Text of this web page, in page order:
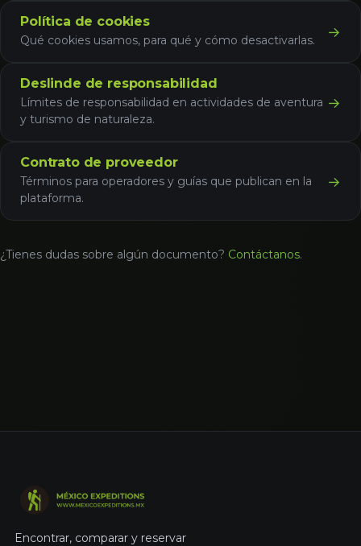
Política de cookies
Qué cookies usamos, para qué y cómo desactivarlas. →
Deslinde de responsabilidad
Límites de responsabilidad en actividades de aventura
y turismo de naturaleza.
→
Contrato de proveedor
Términos para operadores y guías que publican en la
plataforma.
→
¿Tienes dudas sobre algún documento? Contáctanos.
Encontrar, comparar y reservar